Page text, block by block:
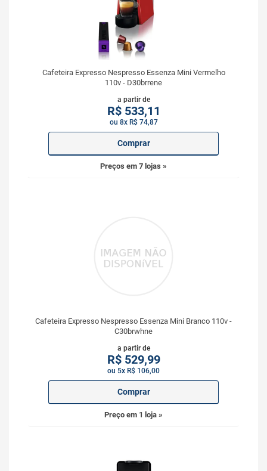
Cafeteira Expresso Nespresso Essenza Mini Vermelho
110v - D30brrene
a partir de
R$533,11
ou 8x R$ 74,87
Comprar
Preços em 7 lojas »
Cafeteira Expresso Nespresso Essenza Mini Branco 110v -
C30brwhne
a partir de
R$529,99
ou 5x R$ 106,00
Comprar
Preço em 1 loja »